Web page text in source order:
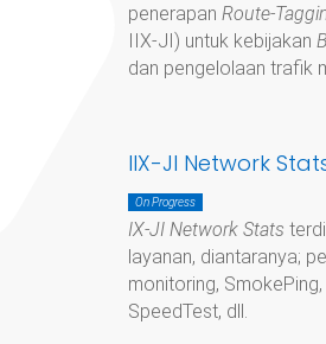
penerapan Route-
IIX-JI) untuk kebijakan
dan pengelolaan trafik
IIX-JI Network
On Progress
IX-JI Network Stats
layanan, diantaranya;
monitoring,
SpeedTest, dll.